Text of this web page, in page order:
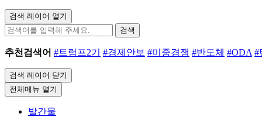
검색 레이어 열기
검색
추천검색어 #트럼프2기 #경제안보 #미중경쟁 #반도체 #ODA #
검색 레이어 닫기
전체메뉴 열기
발간물